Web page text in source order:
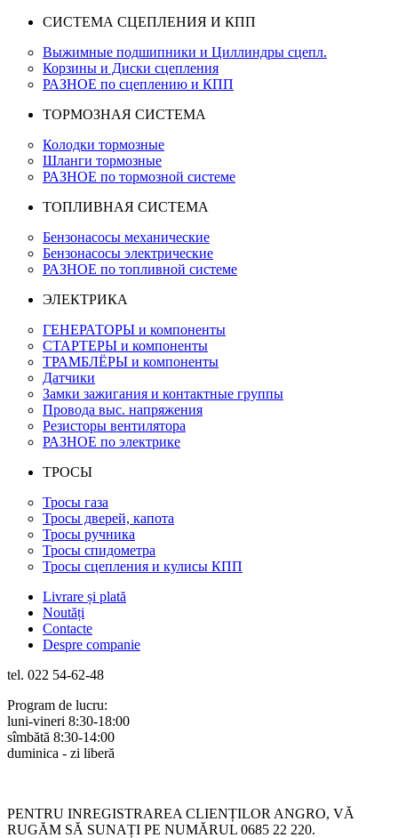
СИСТЕМА СЦЕПЛЕНИЯ И КПП
Выжимные подшипники и Циллиндры сцепл.
Корзины и Диски сцепления
РАЗНОЕ по сцеплению и КПП
ТОРМОЗНАЯ СИСТЕМА
Колодки тормозные
Шланги тормозные
РАЗНОЕ по тормозной системе
ТОПЛИВНАЯ СИСТЕМА
Бензонасосы механические
Бензонасосы электрические
РАЗНОЕ по топливной системе
ЭЛЕКТРИКА
ГЕНЕРАТОРЫ и компоненты
СТАРТЕРЫ и компоненты
ТРАМБЛЁРЫ и компоненты
Датчики
Замки зажигания и контактные группы
Провода выс. напряжения
Резисторы вентилятора
РАЗНОЕ по электрике
ТРОСЫ
Тросы газа
Тросы дверей, капота
Тросы ручника
Тросы спидометра
Тросы сцепления и кулисы КПП
Livrare și plată
Noutăți
Contacte
Despre companie
tel. 022 54-62-48
Program de lucru:
luni-vineri 8:30-18:00
sîmbătă 8:30-14:00
duminica - zi liberă
PENTRU INREGISTRAREA CLIENȚILOR ANGRO, VĂ
RUGĂM SĂ SUNAȚI PE NUMĂRUL 0685 22 220.